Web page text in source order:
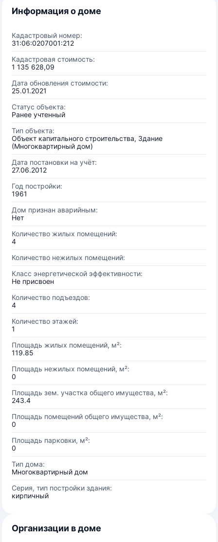
Информация о доме
Кадастровый номер:
31:06:0207001:212
Кадастровая стоимость:
1 135 628,09
Дата обновления стоимости:
25.01.2021
Статус объекта:
Ранее учтенный
Тип объекта:
Объект капитального строительства, Здание
(Многоквартирный дом)
Дата постановки на учёт:
27.06.2012
Год постройки:
1961
Дом признан аварийным:
Нет
Количество жилых помещений:
4
Количество нежилых помещений:
Класс энергетической эффективности:
Не присвоен
Количество подъездов:
4
Количество этажей:
1
Площадь жилых помещений, м²:
119.85
Площадь нежилых помещений, м²:
0
Площадь зем. участка общего имущества, м²:
243.4
Площадь помещений общего имущества, м²:
0
Площадь парковки, м²:
0
Тип дома:
Многоквартирный дом
Серия, тип постройки здания:
кирпичный
Организации в доме